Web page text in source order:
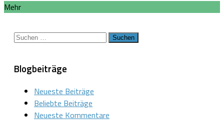
Mehr
Suchen
Blogbeiträge
Neueste Beiträge
Beliebte Beiträge
Neueste Kommentare